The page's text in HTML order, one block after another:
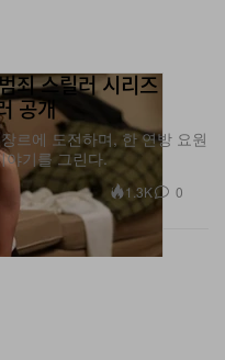
스릴러 시리즈
공개
르에 도전하며, 한 연방 요원
야기를 그린다.
1.3K 0